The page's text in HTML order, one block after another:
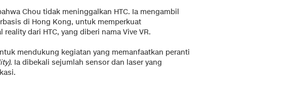
Chou tidak meninggalkan HTC. Ia mengambil
di Hong Kong, untuk memperkuat
dari HTC, yang diberi nama Vive VR.
mendukung kegiatan yang memanfaatkan peranti
. Ia dibekali sejumlah sensor dan laser yang